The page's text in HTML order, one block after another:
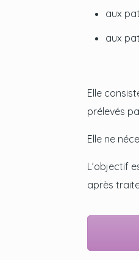
aux
aux
Elle
prélevés
Elle ne
L’objectif
après